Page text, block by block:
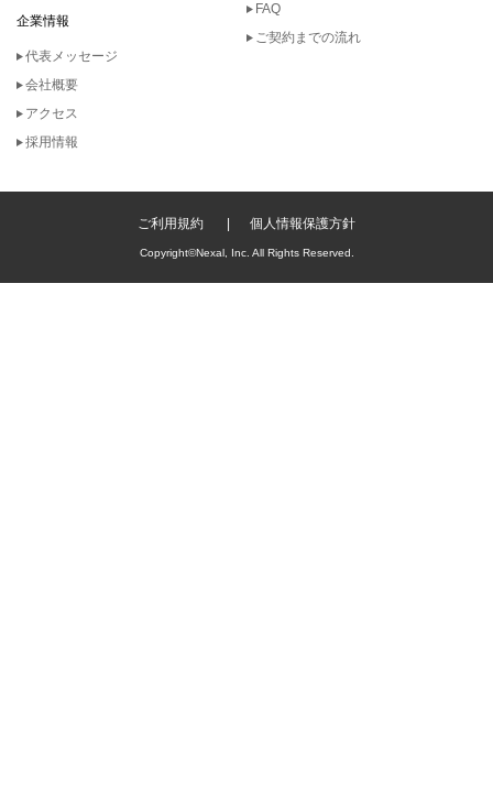
企業情報
代表メッセージ
会社概要
アクセス
採用情報
FAQ
ご契約までの流れ
ご利用規約 個人情報保護方針
Copyright©Nexal, Inc. All Rights Reserved.